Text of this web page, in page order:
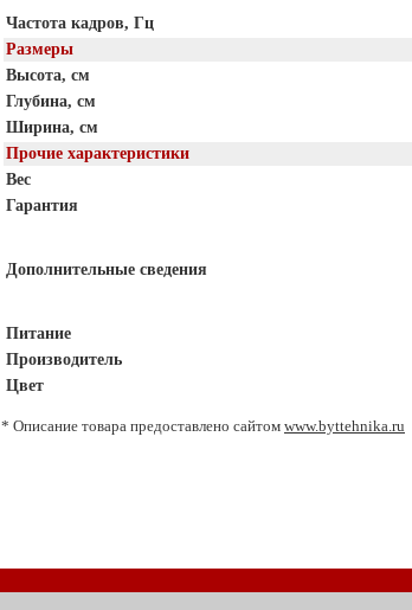
Частота кадров, Гц
Размеры
Высота, см
Глубина, см
Ширина, см
Прочие характеристики
Вес
Гарантия
Дополнительные сведения
Питание
Производитель
Цвет
* Описание товара предоставлено сайтом www.byttehnika.ru